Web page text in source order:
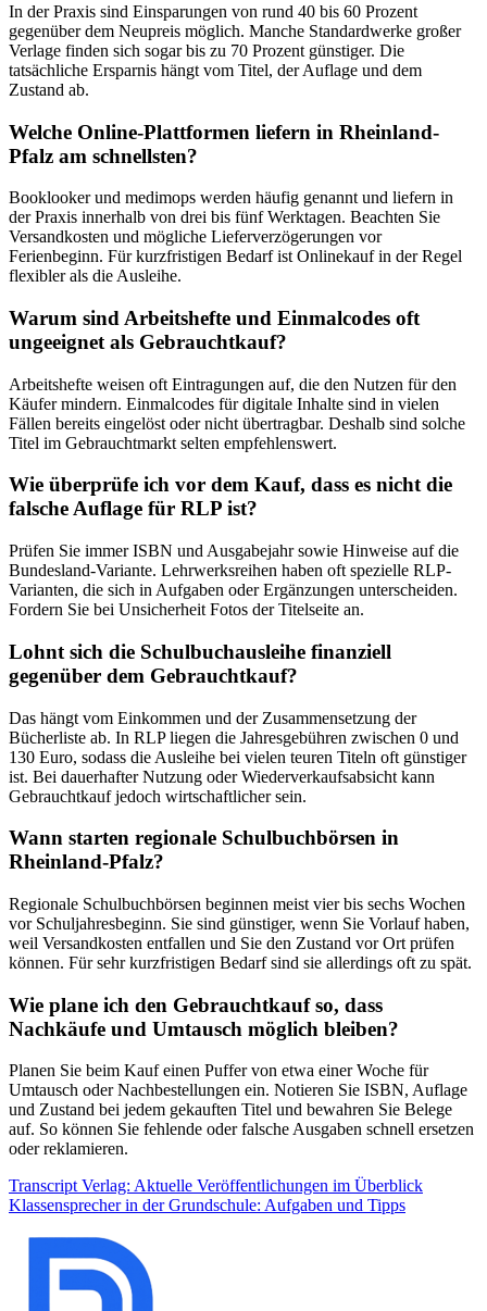
In der Praxis sind Einsparungen von rund 40 bis 60 Prozent
gegenüber dem Neupreis möglich. Manche Standardwerke großer
Verlage finden sich sogar bis zu 70 Prozent günstiger. Die
tatsächliche Ersparnis hängt vom Titel, der Auflage und dem
Zustand ab.
Welche Online-Plattformen liefern in Rheinland-
Pfalz am schnellsten?
Booklooker und medimops werden häufig genannt und liefern in
der Praxis innerhalb von drei bis fünf Werktagen. Beachten Sie
Versandkosten und mögliche Lieferverzögerungen vor
Ferienbeginn. Für kurzfristigen Bedarf ist Onlinekauf in der Regel
flexibler als die Ausleihe.
Warum sind Arbeitshefte und Einmalcodes oft
ungeeignet als Gebrauchtkauf?
Arbeitshefte weisen oft Eintragungen auf, die den Nutzen für den
Käufer mindern. Einmalcodes für digitale Inhalte sind in vielen
Fällen bereits eingelöst oder nicht übertragbar. Deshalb sind solche
Titel im Gebrauchtmarkt selten empfehlenswert.
Wie überprüfe ich vor dem Kauf, dass es nicht die
falsche Auflage für RLP ist?
Prüfen Sie immer ISBN und Ausgabejahr sowie Hinweise auf die
Bundesland-Variante. Lehrwerksreihen haben oft spezielle RLP-
Varianten, die sich in Aufgaben oder Ergänzungen unterscheiden.
Fordern Sie bei Unsicherheit Fotos der Titelseite an.
Lohnt sich die Schulbuchausleihe finanziell
gegenüber dem Gebrauchtkauf?
Das hängt vom Einkommen und der Zusammensetzung der
Bücherliste ab. In RLP liegen die Jahresgebühren zwischen 0 und
130 Euro, sodass die Ausleihe bei vielen teuren Titeln oft günstiger
ist. Bei dauerhafter Nutzung oder Wiederverkaufsabsicht kann
Gebrauchtkauf jedoch wirtschaftlicher sein.
Wann starten regionale Schulbuchbörsen in
Rheinland-Pfalz?
Regionale Schulbuchbörsen beginnen meist vier bis sechs Wochen
vor Schuljahresbeginn. Sie sind günstiger, wenn Sie Vorlauf haben,
weil Versandkosten entfallen und Sie den Zustand vor Ort prüfen
können. Für sehr kurzfristigen Bedarf sind sie allerdings oft zu spät.
Wie plane ich den Gebrauchtkauf so, dass
Nachkäufe und Umtausch möglich bleiben?
Planen Sie beim Kauf einen Puffer von etwa einer Woche für
Umtausch oder Nachbestellungen ein. Notieren Sie ISBN, Auflage
und Zustand bei jedem gekauften Titel und bewahren Sie Belege
auf. So können Sie fehlende oder falsche Ausgaben schnell ersetzen
oder reklamieren.
Beitragsnavigation
Transcript Verlag: Aktuelle Veröffentlichungen im Überblick
Klassensprecher in der Grundschule: Aufgaben und Tipps